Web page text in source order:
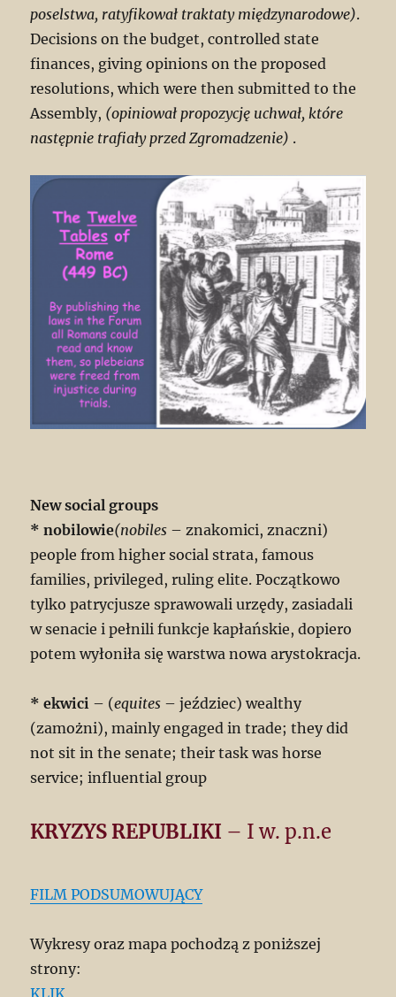
poselstwa, ratyfikował traktaty międzynarodowe).
Decisions on the budget, controlled state
finances, giving opinions on the proposed
resolutions, which were then submitted to the
Assembly, (opiniował propozycję uchwał, które
następnie trafiały przed Zgromadzenie) .
New social groups
* nobilowie(nobiles – znakomici, znaczni)
people from higher social strata, famous
families, privileged, ruling elite. Początkowo
tylko patrycjusze sprawowali urzędy, zasiadali
w senacie i pełnili funkcje kapłańskie, dopiero
potem wyłoniła się warstwa nowa arystokracja.
* ekwici – (equites – jeździec) wealthy
(zamożni), mainly engaged in trade; they did
not sit in the senate; their task was horse
service; influential group
KRYZYS REPUBLIKI – I w. p.n.e
FILM PODSUMOWUJĄCY
Wykresy oraz mapa pochodzą z poniższej
strony: